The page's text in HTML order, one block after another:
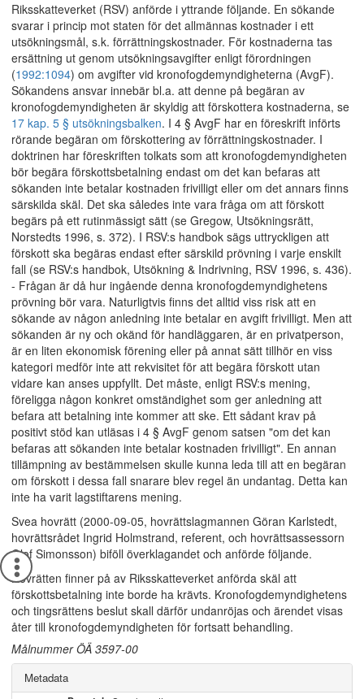
Riksskatteverket (RSV) anförde i yttrande följande. En sökande
svarar i princip mot staten för det allmännas kostnader i ett
utsökningsmål, s.k. förrättningskostnader. För kostnaderna tas
ersättning ut genom utsökningsavgifter enligt förordningen
(1992:1094) om avgifter vid kronofogdemyndigheterna (AvgF).
Sökandens ansvar innebär bl.a. att denne på begäran av
kronofogdemyndigheten är skyldig att förskottera kostnaderna, se
17 kap. 5 § utsökningsbalken. I 4 § AvgF har en föreskrift införts
rörande begäran om förskottering av förrättningskostnader. I
doktrinen har föreskriften tolkats som att kronofogdemyndigheten
bör begära förskottsbetalning endast om det kan befaras att
sökanden inte betalar kostnaden frivilligt eller om det annars finns
särskilda skäl. Det ska således inte vara fråga om att förskott
begärs på ett rutinmässigt sätt (se Gregow, Utsökningsrätt,
Norstedts 1996, s. 372). I RSV:s handbok sägs uttryckligen att
förskott ska begäras endast efter särskild prövning i varje enskilt
fall (se RSV:s handbok, Utsökning & Indrivning, RSV 1996, s. 436).
- Frågan är då hur ingående denna kronofogdemyndighetens
prövning bör vara. Naturligtvis finns det alltid viss risk att en
sökande av någon anledning inte betalar en avgift frivilligt. Men att
sökanden är ny och okänd för handläggaren, är en privatperson,
är en liten ekonomisk förening eller på annat sätt tillhör en viss
kategori medför inte att rekvisitet för att begära förskott utan
vidare kan anses uppfyllt. Det måste, enligt RSV:s mening,
föreligga någon konkret omständighet som ger anledning att
befara att betalning inte kommer att ske. Ett sådant krav på
positivt stöd kan utläsas i 4 § AvgF genom satsen "om det kan
befaras att sökanden inte betalar kostnaden frivilligt". En annan
tillämpning av bestämmelsen skulle kunna leda till att en begäran
om förskott i dessa fall snarare blev regel än undantag. Detta kan
inte ha varit lagstiftarens mening.
Svea hovrätt (2000-09-05, hovrättslagmannen Göran Karlstedt,
hovrättsrådet Ingrid Holmstrand, referent, och hovrättsassessorn
Olof Simonsson) biföll överklagandet och anförde följande.
Hovrätten finner på av Riksskatteverket anförda skäl att
förskottsbetalning inte borde ha krävts. Kronofogdemyndighetens
och tingsrättens beslut skall därför undanröjas och ärendet visas
åter till kronofogdemyndigheten för fortsatt behandling.
Målnummer ÖÄ 3597-00
Metadata